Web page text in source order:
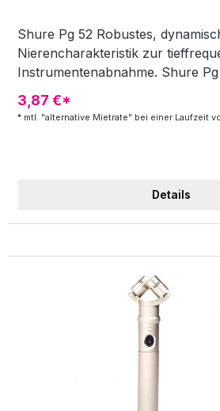
Shure Pg 52 Robustes,
Nierencharakteristik zur
Instrumentenabnahme. Shure
Bassdrummikrofon
13 khz Ausgangsimpedanz: 300
Tiefbass-Punch für Druckvolle
inkl. 4,5 Meter Kabel
3,87 €*
* mtl. "alternative Mietrate" bei einer Laufzeit
Details